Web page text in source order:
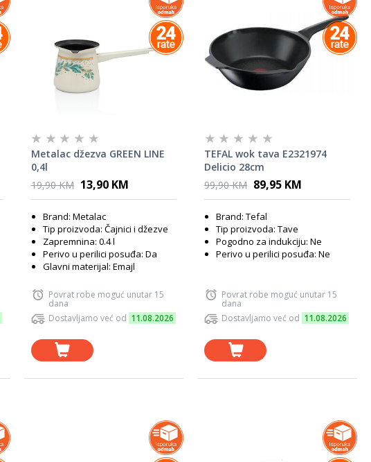
Metalac džezva GREEN LINE
0,4l
19,90 KM 13,90 KM
Brand: Metalac
Tip proizvoda: Čajnici i džezve
Zapremnina: 0.4 l
Perivo u perilici posuđa: Da
Glavni materijal: Emajl
Povrat robe moguć unutar 15
dana
Dostavljamo već od 11.08.2026
TEFAL wok tava E2321974
Delicio 28cm
99,90 KM 89,95 KM
Brand: Tefal
Tip proizvoda: Tave
Pogodno za indukciju: Ne
Perivo u perilici posuđa: Ne
Povrat robe moguć unutar 15
dana
Dostavljamo već od 11.08.2026